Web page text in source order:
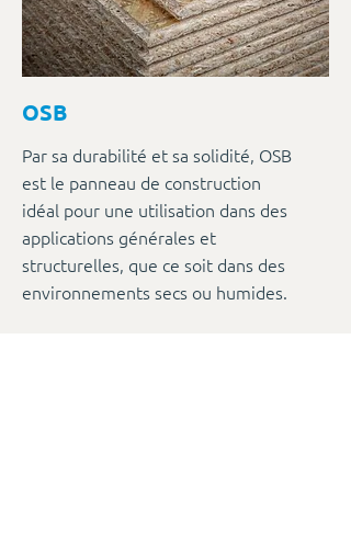
OSB
Par sa durabilité et sa solidité, OSB
est le panneau de construction
idéal pour une utilisation dans des
applications générales et
structurelles, que ce soit dans des
environnements secs ou humides.